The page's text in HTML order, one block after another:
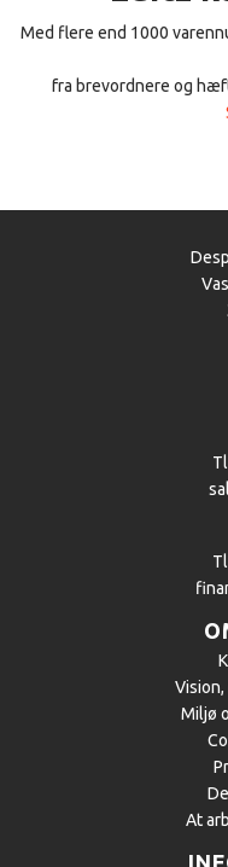
Med flere end 1000
fra brevordnere og
Miljø
At